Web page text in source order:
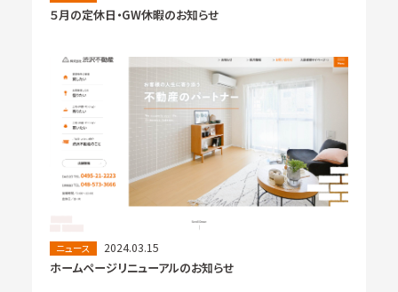
５月の定休日・GW休暇のお知らせ
ニュース 2024.03.15
ホームページリニューアルのお知らせ